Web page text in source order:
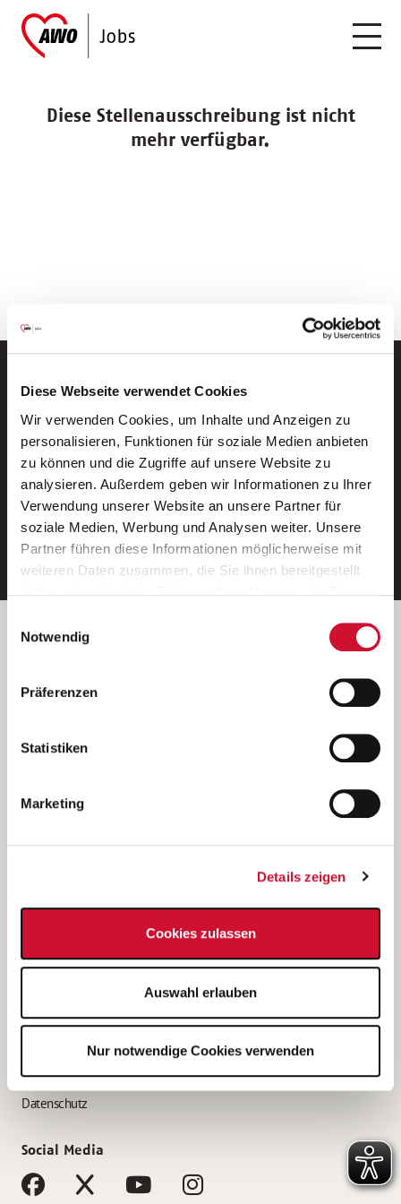
Diese Webseite verwendet Cookies
Wir verwenden Cookies, um Inhalte und Anzeigen zu
personalisieren, Funktionen für soziale Medien anbieten
zu können und die Zugriffe auf unsere Website zu
analysieren. Außerdem geben wir Informationen zu Ihrer
Verwendung unserer Website an unsere Partner für
soziale Medien, Werbung und Analysen weiter. Unsere
Partner führen diese Informationen möglicherweise mit
weiteren Daten zusammen, die Sie ihnen bereitgestellt
Wenn Sie auf „Cookies zulassen“ klicken, so stimmen
Sie der Speicherung sämtlicher Cookies zu. Sie können
Ihre Einwilligung selbstverständlich jederzeit widerrufen,
indem Sie die Cookie-Einstellungen aufrufen und diese
unsererDatenschutzerklärung
Notwendig
Präferenzen
Statistiken
Marketing
Details zeigen
Cookies zulassen
Auswahl erlauben
Nur notwendige Cookies verwenden
Diese Stellenausschreibung ist nicht
mehr verfügbar.
Neue Stellen per E-Mail.
Ein kostenloser Service von AWO
Jobs.
E-Mail-Adresse eintragen
Betreiber der Webseite
Kantstraße 45a
(Ein Tochterunternehmen des AWO Bezirksverbandes Unterfranken
e.V.)
Bewerbung als Altenpflegehelfer*in
Bewerbung als Erzieher*in
AWO Gliederungen nach Bundesland
Impressum
Datenschutz
Social Media